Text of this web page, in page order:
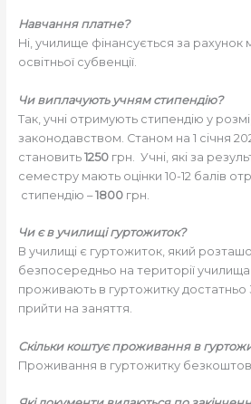
Навчання платне?
Ні, училище фінансується за
освітньої субвенції.
Чи виплачують учням стипендію?
Так, учні отримують стипендію у
законодавством. Станом на 1 січня
становить 1250 грн. Учні, які за
семестру мають оцінки 10-12 балів
стипендію –1800 грн.
Чи є в училищі гуртожиток?
В училищі є гуртожиток, який
безпосередньо на території
проживають в гуртожитку
прийти на заняття.
Скільки коштує проживання в
Проживання в гуртожитку